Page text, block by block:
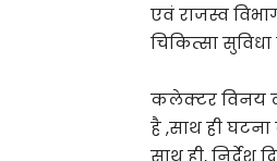
एवं राजस्व
चिकित्सा
कलेक्टर विनय
है ,साथ ही
साथ ही,